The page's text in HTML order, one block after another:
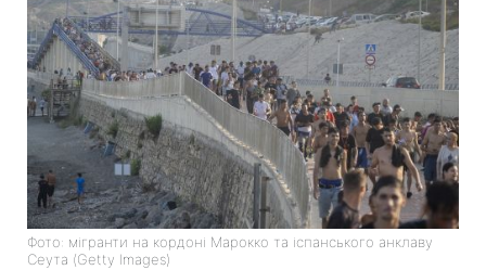
Фото: мігранти на кордоні Марокко та іспанського анклаву
Сеута (Getty Images)